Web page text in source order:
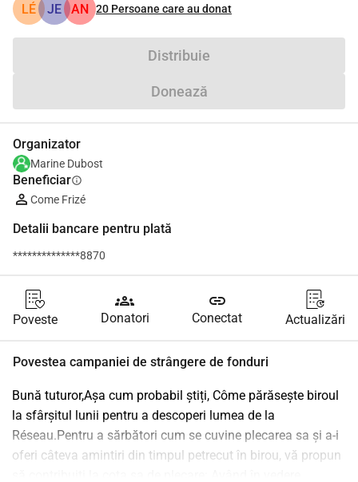
LÉ JE AN 20 Persoane care au donat
Distribuie
Donează
Organizator
Marine Dubost
Beneficiarinfo
Come Frizé
Detalii bancare pentru plată
**************8870
Poveste
groups
Donatori
link
Conectat Actualizări
Povestea campaniei de strângere de fonduri
Bună tuturor,Așa cum probabil știți, Côme părăsește biroul
la sfârșitul lunii pentru a descoperi lumea de la
Réseau.Pentru a sărbători cum se cuvine plecarea sa și a-i
oferi câteva amintiri din timpul petrecut în birou, vă propun